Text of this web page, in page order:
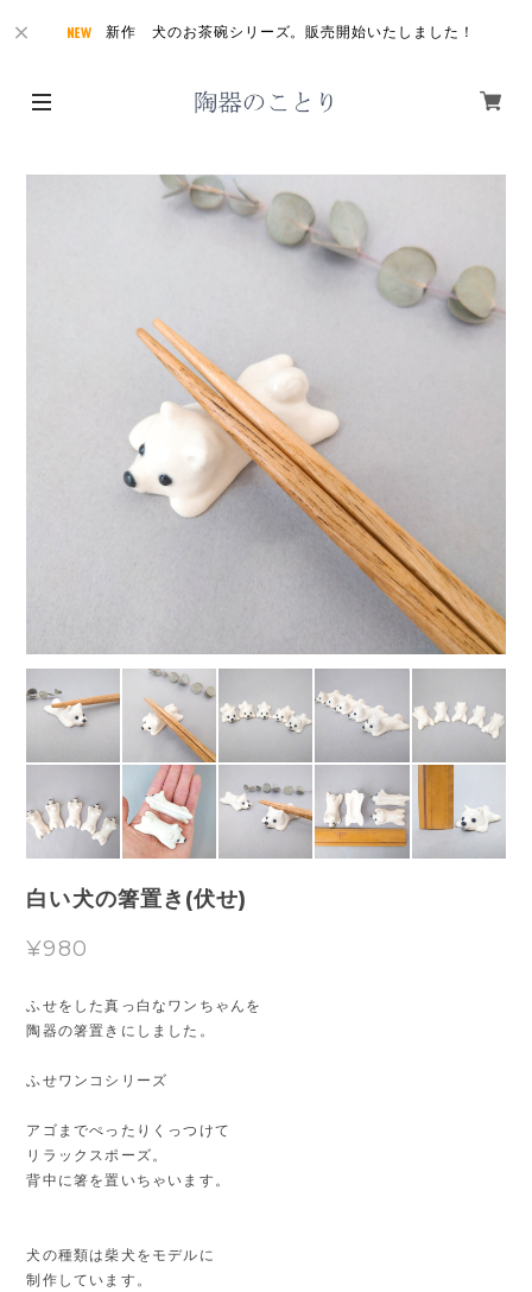
新作 犬のお茶碗シリーズ。販売開始いたしました！
白い犬の箸置き(伏せ)
¥980
ふせをした真っ白なワンちゃんを
陶器の箸置きにしました。
ふせワンコシリーズ
アゴまでぺったりくっつけて
リラックスポーズ。
背中に箸を置いちゃいます。
犬の種類は柴犬をモデルに
制作しています。